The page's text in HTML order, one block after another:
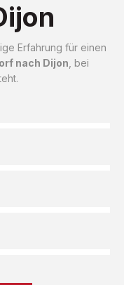
Erfahrung für einen
nach Dijon , bei